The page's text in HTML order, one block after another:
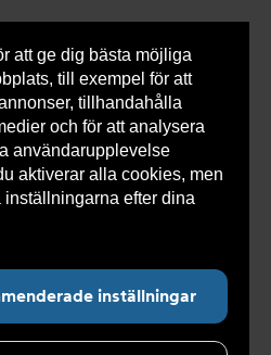
att ge dig bästa möjliga
till exempel för att
tillhandahålla
och för att analysera
användarupplevelse
aktiverar alla cookies, men
efter dina
inställningar
0 varorSnabborder
Kyla > Slang >
Slang
>
Slang SX DN13 F1/2" x F1/2"